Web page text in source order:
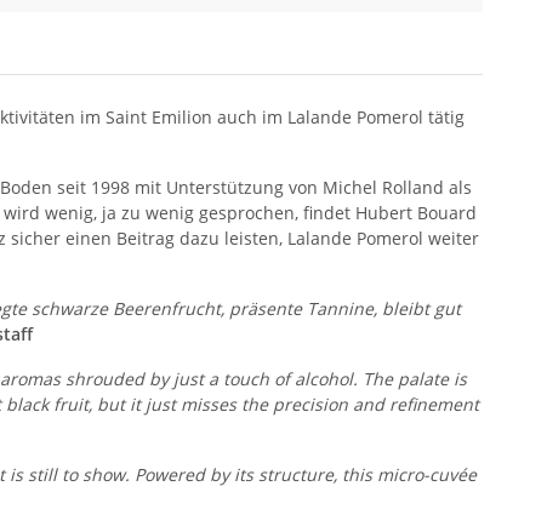
im Saint Emilion auch im Lalande Pomerol tätig
seit 1998 mit Unterstützung von Michel Rolland als
wenig, ja zu wenig gesprochen, findet Hubert Bouard
einen Beitrag dazu leisten, Lalande Pomerol weiter
schwarze Beeren­­frucht, präsente Tannine, bleibt gut
shrouded by just a touch of alcohol. The palate is
fruit, but it just misses the precision and refinement
still to show. Powered by its structure, this micro-cuvée